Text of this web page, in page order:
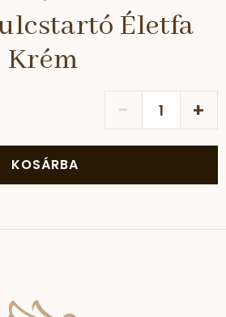
Életfa
- +
KOSÁRBA